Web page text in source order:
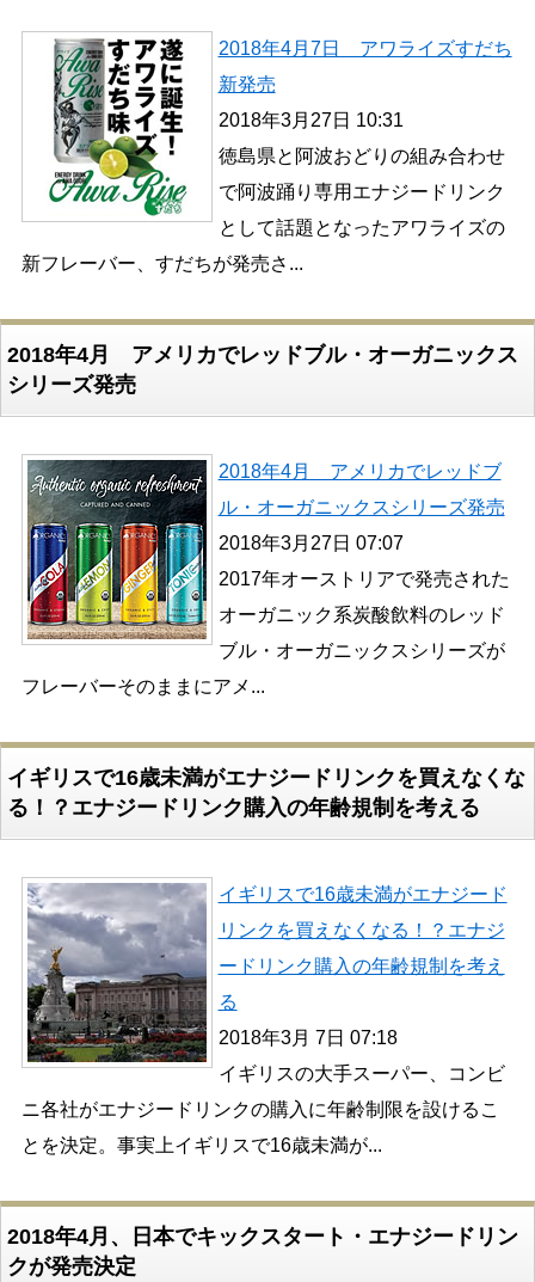
2018年4月7日 アワライズすだち
新発売
2018年3月27日 10:31
徳島県と阿波おどりの組み合わせ
で阿波踊り専用エナジードリンク
として話題となったアワライズの
新フレーバー、すだちが発売さ...
2018年4月 アメリカでレッドブル・オーガニックス
シリーズ発売
2018年4月 アメリカでレッドブ
ル・オーガニックスシリーズ発売
2018年3月27日 07:07
2017年オーストリアで発売された
オーガニック系炭酸飲料のレッド
ブル・オーガニックスシリーズが
フレーバーそのままにアメ...
イギリスで16歳未満がエナジードリンクを買えなくな
る！？エナジードリンク購入の年齢規制を考える
イギリスで16歳未満がエナジード
リンクを買えなくなる！？エナジ
ードリンク購入の年齢規制を考え
る
2018年3月 7日 07:18
イギリスの大手スーパー、コンビ
ニ各社がエナジードリンクの購入に年齢制限を設けるこ
とを決定。事実上イギリスで16歳未満が...
2018年4月、日本でキックスタート・エナジードリン
クが発売決定